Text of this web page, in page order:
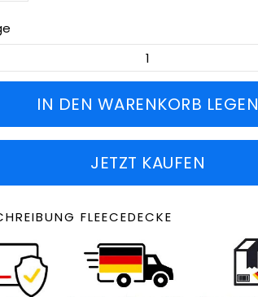
IN DEN WARENKORB LEGEN
JETZT KAUFEN
FLEECEDECKE